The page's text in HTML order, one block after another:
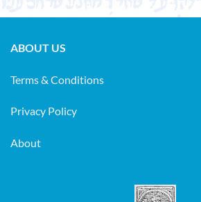
ABOUT US
Terms & Conditions
Privacy Policy
About